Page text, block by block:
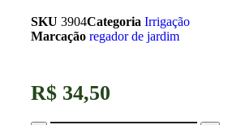
SKU 3904Categoria Irrigação
Marcação regador de jardim
R$ 34,50